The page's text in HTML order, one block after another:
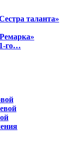
таланта»
го…